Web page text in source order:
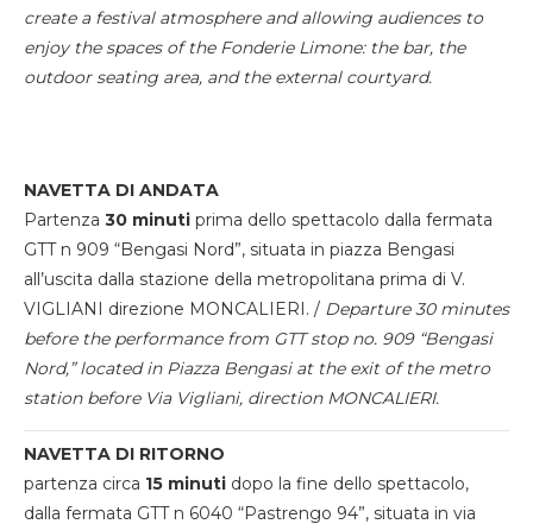
create a festival atmosphere and allowing audiences to
enjoy the spaces of the Fonderie Limone: the bar, the
outdoor seating area, and the external courtyard.
NAVETTA DI ANDATA
Partenza 30 minuti prima dello spettacolo dalla fermata
GTT n 909 “Bengasi Nord”, situata in piazza Bengasi
all’uscita dalla stazione della metropolitana prima di V.
VIGLIANI direzione MONCALIERI. / Departure 30 minutes
before the performance from GTT stop no. 909 “Bengasi
Nord,” located in Piazza Bengasi at the exit of the metro
station before Via Vigliani, direction MONCALIERI.
NAVETTA DI RITORNO
partenza circa 15 minuti dopo la fine dello spettacolo,
dalla fermata GTT n 6040 “Pastrengo 94”, situata in via